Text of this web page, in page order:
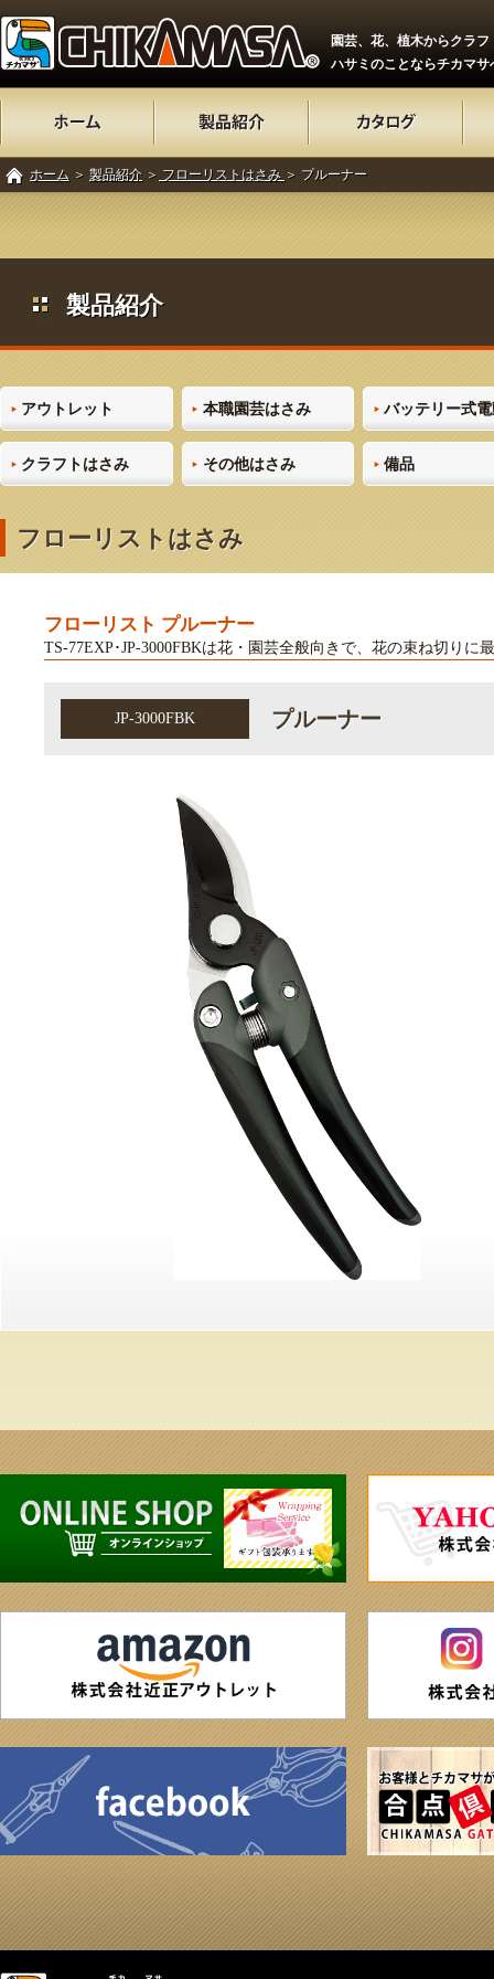
園芸、花、植木からクラフ
ハサミのことならチカマサ
ホーム ＞ 製品紹介 ＞ フローリストはさみ ＞ プルーナー
製品紹介
アウトレット 本職園芸はさみ バッテリー式
クラフトはさみ その他はさみ 備品
フローリストはさみ
フローリスト プルーナー
TS-77EXP･JP-3000FBKは花・園芸全般向きで、花の束ね切りに
JP-3000FBK プルーナー